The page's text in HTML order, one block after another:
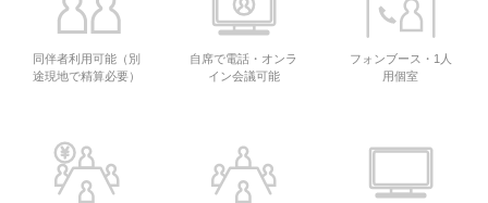
同伴者利用可能（別
途現地で精算必要）
自席で電話・オンラ
イン会議可能
フォンブース・1人
用個室